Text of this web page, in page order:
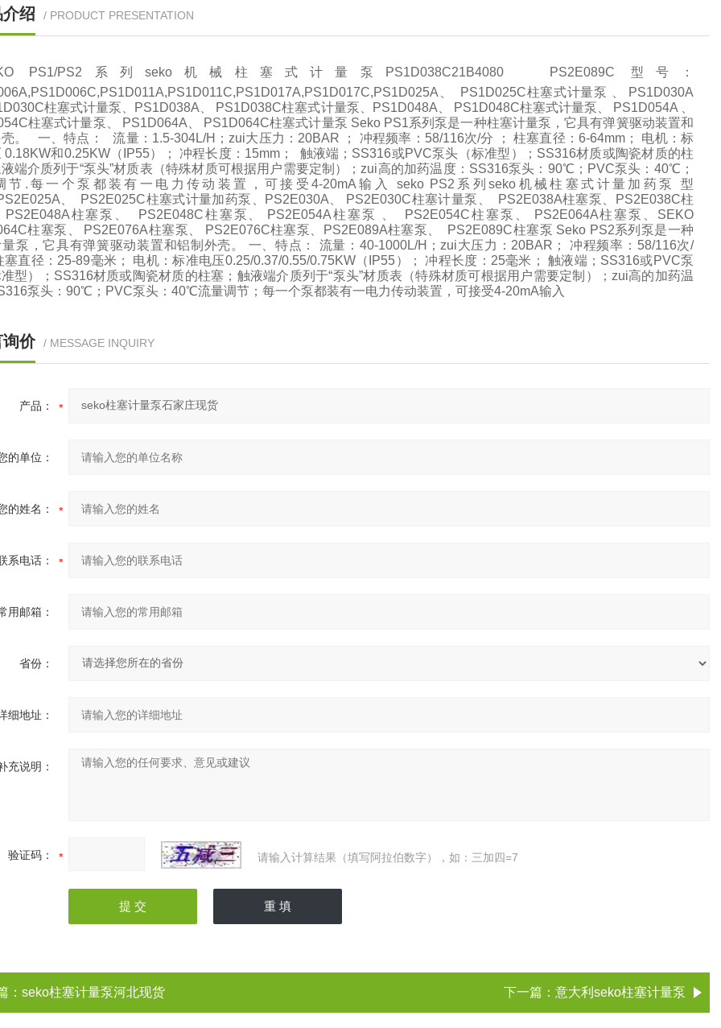
绍 / PRODUCT PRESENTATION
PS1/PS2系列seko机械柱塞式计量泵PS1D038C21B4080 PS2E089C 型号：
、 PS1D025C柱塞式计量泵 、 PS1D030A
柱塞式计量泵、PS1D038A、 PS1D038C柱塞式计量泵、PS1D048A、 PS1D048C柱塞式计量泵、 PS1D054A 、
柱塞式计量泵、 PS1D064A、 PS1D064C柱塞式计量泵 Seko PS1系列泵是一种柱塞计量泵，它具有弹簧驱动装置和
。 一、特点： 流量：1.5-304L/H；zui大压力：20BAR ； 冲程频率：58/116次/分 ； 柱塞直径：6-64mm； 电机：标
0.18KW和0.25KW（IP55）； 冲程长度：15mm； 触液端；SS316或PVC泵头（标准型）；SS316材质或陶瓷材质的柱
端介质列于“泵头”材质表（特殊材质可根据用户需要定制）；zui高的加药温度：SS316泵头：90℃；PVC泵头：40℃；
节.每一个泵都装有一电力传动装置，可接受4-20mA输入 seko PS2系列seko机械柱塞式计量加药泵 型
、 PS2E025C柱塞式计量加药泵、PS2E030A、 PS2E030C柱塞计量泵、 PS2E038A柱塞泵、PS2E038C柱
PS2E048A柱塞泵、 PS2E048C柱塞泵、 PS2E054A柱塞泵 、 PS2E054C柱塞泵、 PS2E064A柱塞泵、SEKO
柱塞泵、 PS2E076A柱塞泵、 PS2E076C柱塞泵、PS2E089A柱塞泵、 PS2E089C柱塞泵 Seko PS2系列泵是一种
泵，它具有弹簧驱动装置和铝制外壳。 一、特点： 流量：40-1000L/H；zui大压力：20BAR； 冲程频率：58/116次/
塞直径：25-89毫米； 电机：标准电压0.25/0.37/0.55/0.75KW（IP55）； 冲程长度：25毫米； 触液端；SS316或PVC泵
型）；SS316材质或陶瓷材质的柱塞；触液端介质列于“泵头”材质表（特殊材质可根据用户需要定制）；zui高的加药温
泵头：90℃；PVC泵头：40℃流量调节；每一个泵都装有一电力传动装置，可接受4-20mA输入
价 / MESSAGE INQUIRY
产品：
的单位：
的姓名：
系电话：
用邮箱：
省份：
细地址：
充说明：
验证码： 请输入计算结果（填写阿拉伯数字），如：三加四=7
： seko柱塞计量泵河北现货 下一篇： 意大利seko柱塞计量泵